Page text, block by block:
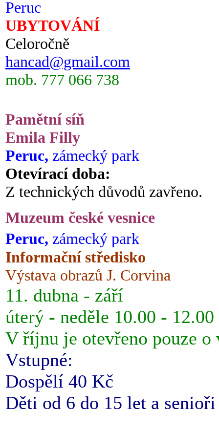
Peruc
UBYTOVÁNÍ
Celoročně
hancad@gmail.com
mob. 777 066 738
Pamětní síň
Emila Filly
Peruc, zámecký park
Otevírací doba:
Z technických důvodů zavřeno.
Muzeum české vesnice
Peruc, zámecký park
Informační středisko
Výstava obrazů J. Corvina
11. dubna - září
úterý - neděle 10.00 -
V říjnu je otevřeno pouze o
Vstupné:
Dospělí 40 Kč
Děti od 6 do 15 let a